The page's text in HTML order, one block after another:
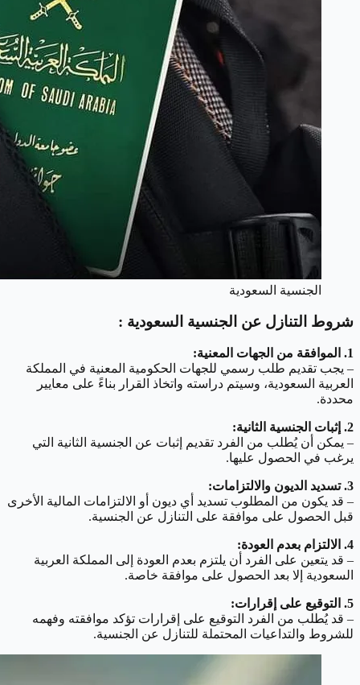
الجنسية السعودية
شروط التنازل عن الجنسية السعودية :
1. الموافقة من الجهات المعنية:
– يجب تقديم طلب رسمي للجهات الحكومية المعنية في المملكة
العربية السعودية، وسيتم دراسته واتخاذ القرار بناءً على معايير
محددة.
2. إثبات الجنسية الثانية:
– يمكن أن يُطلب من الفرد تقديم إثبات عن الجنسية الثانية التي
يرغب في الحصول عليها.
3. تسديد الديون والالتزامات:
– قد يكون من المطلوب تسديد أي ديون أو الالتزامات المالية الأخرى
قبل الحصول على موافقة على التنازل عن الجنسية.
4. الالتزام بعدم العودة:
– قد يتعين على الفرد أن يلتزم بعدم العودة إلى المملكة العربية
السعودية إلا بعد الحصول على موافقة خاصة.
5. التوقيع على إقرارات:
– قد يُطلب من الفرد التوقيع على إقرارات تؤكد موافقته وفهمه
للشروط والتداعيات المحتملة للتنازل عن الجنسية.